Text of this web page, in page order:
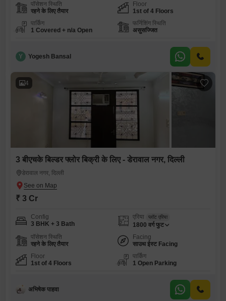
पॉसेशन स्थिति
रहने के लिए तैयार
Floor
1st of 4 Floors
पार्किंग
1 Covered + n/a Open
फर्निशिंग स्थिति
असुसज्जित
Y Yogesh Bansal
4
3 बीएचके बिल्डर फ्लोर बिक्री के लिए - डेरावाल नगर, दिल्ली
डेरावाल नगर, दिल्ली
₹ 3 Cr
Config
3 BHK + 3 Bath
एरिया प्लॉट एरिया
1800 वर्ग फुट
पॉसेशन स्थिति
रहने के लिए तैयार
Facing
साउथ ईस्ट Facing
Floor
1st of 4 Floors
पार्किंग
1 Open Parking
अभिषेक पाहवा